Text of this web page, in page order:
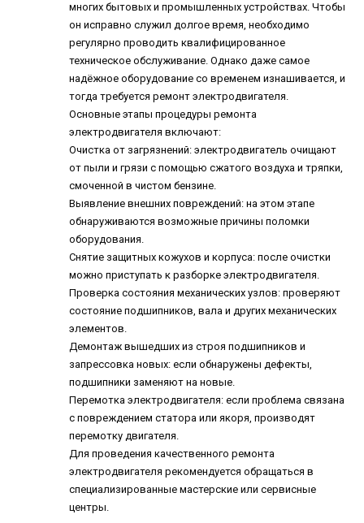
многих бытовых и промышленных устройствах. Чтобы
он исправно служил долгое время, необходимо
регулярно проводить квалифицированное
техническое обслуживание. Однако даже самое
надёжное оборудование со временем изнашивается, и
тогда требуется ремонт электродвигателя.
Основные этапы процедуры ремонта
электродвигателя включают:
Очистка от загрязнений: электродвигатель очищают
от пыли и грязи с помощью сжатого воздуха и тряпки,
смоченной в чистом бензине.
Выявление внешних повреждений: на этом этапе
обнаруживаются возможные причины поломки
оборудования.
Снятие защитных кожухов и корпуса: после очистки
можно приступать к разборке электродвигателя.
Проверка состояния механических узлов: проверяют
состояние подшипников, вала и других механических
элементов.
Демонтаж вышедших из строя подшипников и
запрессовка новых: если обнаружены дефекты,
подшипники заменяют на новые.
Перемотка электродвигателя: если проблема связана
с повреждением статора или якоря, производят
перемотку двигателя.
Для проведения качественного ремонта
электродвигателя рекомендуется обращаться в
специализированные мастерские или сервисные
центры.